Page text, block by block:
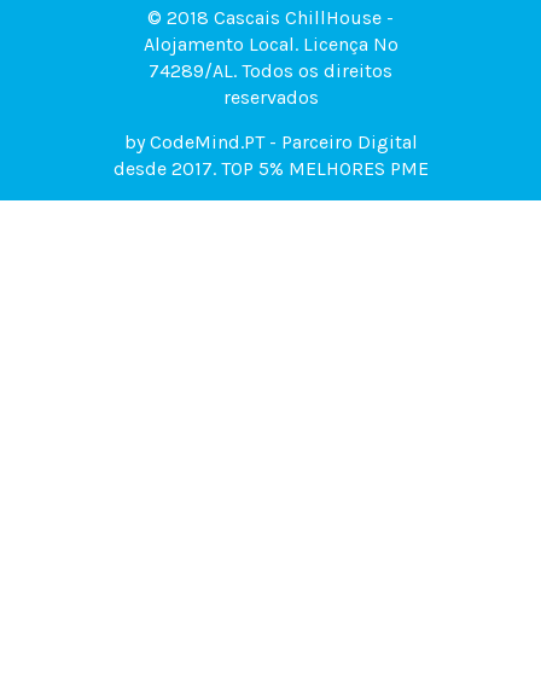
© 2018 Cascais ChillHouse -
Alojamento Local. Licença Nº
74289/AL. Todos os direitos
reservados
byCodeMind.PT- Parceiro Digital
desde 2017. TOP 5% MELHORES PME